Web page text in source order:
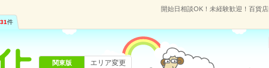
開始日相談OK！未経験歓迎！百貨
件
関東版 エリア変更